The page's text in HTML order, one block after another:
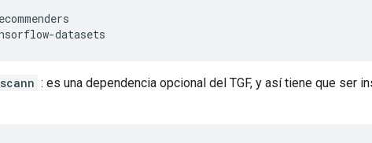
-datasets
scann : es una dependencia opcional del TGF, y así tiene que ser